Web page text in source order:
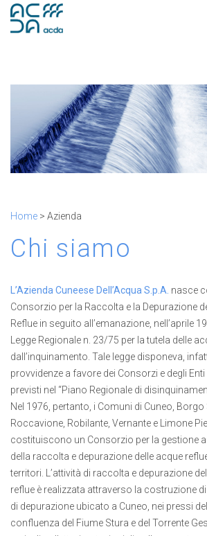
Home > Azienda
Chi siamo
L’Azienda Cuneese Dell’Acqua S.p.A. nasce
Consorzio per la Raccolta e la Depurazione
Reflue in seguito all’emanazione, nell’aprile
Legge Regionale n. 23/75 per la tutela delle
dall’inquinamento. Tale legge disponeva,
provvidenze a favore dei Consorzi e degli
previsti nel “Piano Regionale di
Nel 1976, pertanto, i Comuni di Cuneo, Borgo
Roccavione, Robilante, Vernante e Limone
costituiscono un Consorzio per la gestione
della raccolta e depurazione delle acque
territori. L’attività di raccolta e depurazione
reflue è realizzata attraverso la costruzione
di depurazione ubicato a Cuneo, nei pressi
confluenza del Fiume Stura e del Torrente